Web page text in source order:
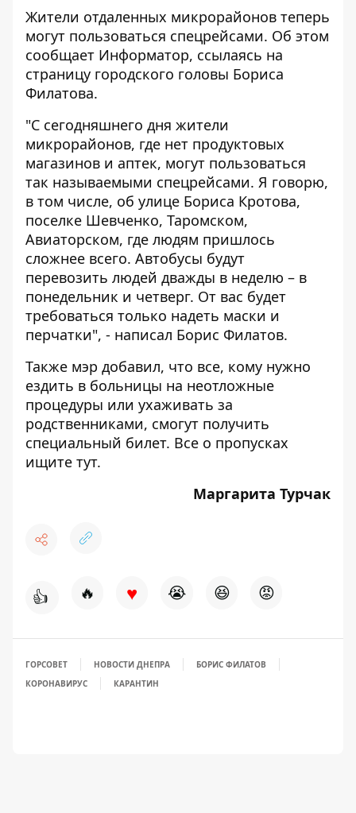
Жители отдаленных микрорайонов теперь
могут пользоваться спецрейсами. Об этом
сообщает Информатор, ссылаясь на
страницу городского головы Бориса
Филатова.
"С сегодняшнего дня жители
микрорайонов, где нет продуктовых
магазинов и аптек, могут пользоваться
так называемыми спецрейсами. Я говорю,
в том числе, об улице Бориса Кротова,
поселке Шевченко, Таромском,
Авиаторском, где людям пришлось
сложнее всего. Автобусы будут
перевозить людей дважды в неделю – в
понедельник и четверг. От вас будет
требоваться только надеть маски и
перчатки", - написал Борис Филатов.
Также мэр добавил, что все, кому нужно
ездить в больницы на неотложные
процедуры или ухаживать за
родственниками, смогут получить
специальный билет. Все о пропусках
ищите тут.
Маргарита Турчак
👍 🔥 ♥ 😭 😆 😡
ГОРСОВЕТ НОВОСТИ ДНЕПРА
БОРИС ФИЛАТОВ
КОРОНАВИРУС
КАРАНТИН